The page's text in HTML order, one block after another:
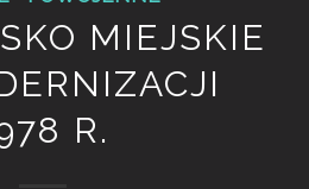
MIEJSKIE
R.